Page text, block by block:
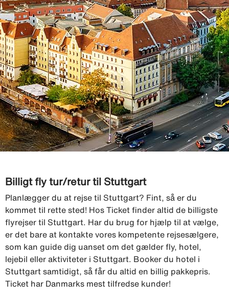
Billigt fly tur/retur til Stuttgart
Planlægger du at rejse til Stuttgart? Fint, så er du
kommet til rette sted! Hos Ticket finder altid de billigste
flyrejser til Stuttgart. Har du brug for hjælp til at vælge,
er det bare at kontakte vores kompetente rejsesælgere,
som kan guide dig uanset om det gælder fly, hotel,
lejebil eller aktiviteter i Stuttgart. Booker du hotel i
Stuttgart samtidigt, så får du altid en billig pakkepris.
Ticket har Danmarks mest tilfredse kunder!